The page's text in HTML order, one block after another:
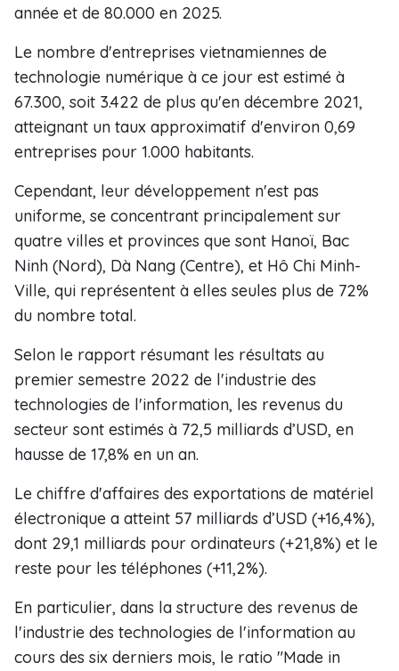
année et de 80.000 en 2025.
Le nombre d'entreprises vietnamiennes de
technologie numérique à ce jour est estimé à
67.300, soit 3.422 de plus qu'en décembre 2021,
atteignant un taux approximatif d'environ 0,69
entreprises pour 1.000 habitants.
Cependant, leur développement n'est pas
uniforme, se concentrant principalement sur
quatre villes et provinces que sont Hanoï, Bac
Ninh (Nord), Dà Nang (Centre), et Hô Chi Minh-
Ville, qui représentent à elles seules plus de 72%
du nombre total.
Selon le rapport résumant les résultats au
premier semestre 2022 de l'industrie des
technologies de l'information, les revenus du
secteur sont estimés à 72,5 milliards d’USD, en
hausse de 17,8% en un an.
Le chiffre d'affaires des exportations de matériel
électronique a atteint 57 milliards d’USD (+16,4%),
dont 29,1 milliards pour ordinateurs (+21,8%) et le
reste pour les téléphones (+11,2%).
En particulier, dans la structure des revenus de
l'industrie des technologies de l'information au
cours des six derniers mois, le ratio "Made in